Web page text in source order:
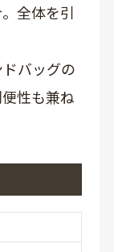
全体を引
バッグの
性も兼ね